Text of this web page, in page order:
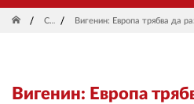
Свят
Вигенин: Европа ДРУГИ